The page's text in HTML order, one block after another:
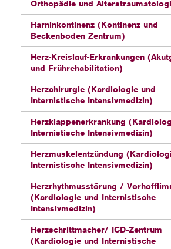
Orthopädie und
Harninkontinenz (Kontinenz und
Beckenboden Zentrum)
Herz-Kreislauf-Erkrankungen
und Frührehabilitation)
Herzchirurgie (Kardiologie und
Internistische Intensivmedizin)
Herzklappenerkrankung
Internistische Intensivmedizin)
Herzmuskelentzündung
Internistische Intensivmedizin)
Herzrhythmusstörung /
(Kardiologie und Internistische
Intensivmedizin)
Herzschrittmacher/ ICD-Zentrum
(Kardiologie und Internistische